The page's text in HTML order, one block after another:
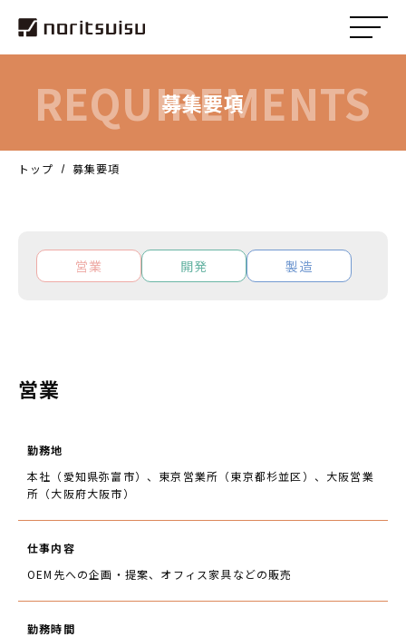
募集要項
REQUIREMENTS
トップ 募集要項
営業 開発 製造
営業
勤務地
本社（愛知県弥富市）、東京営業所（東京都杉並区）、大阪営業
所（大阪府大阪市）
仕事内容
OEM先への企画・提案、オフィス家具などの販売
勤務時間